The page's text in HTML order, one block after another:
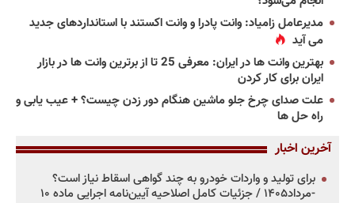
مدیرعامل زامیاد: وانت پادرا و وانت اکستند با استانداردهای جدید
می آید
بهترین وانت ها در ایران: معرفی 25 تا از برترین وانت ها در بازار
ایران برای کار کردن
علت صدای چرخ جلو ماشین هنگام دور زدن چیست؟ + عیب یابی و
راه حل ها
آخرین اخبار
برای تولید و واردات خودرو به چند گواهی اسقاط نیاز است؟
-مرداد۱۴۰۵ / جزئیات کامل اصلاحیه آیین‌نامه اجرایی ماده ۱۰